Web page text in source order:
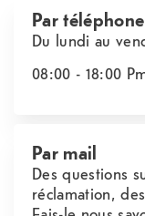
Par téléphone
Du lundi au
08:00 - 18:00
Par mail
Des questions
réclamation,